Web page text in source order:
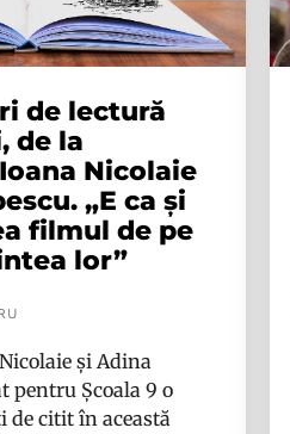
de lectură
de la
Nicolaie
„E ca și
filmul de pe
lor”
și Adina
pentru Școala 9 o
de citit în această